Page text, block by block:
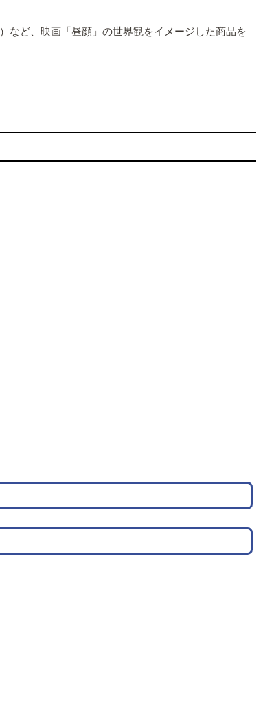
など、映画「昼顔」の世界観をイメージした商品を